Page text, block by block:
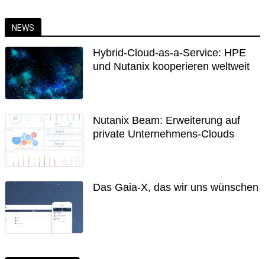
NEWS
Hybrid-Cloud-as-a-Service: HPE
und Nutanix kooperieren weltweit
Nutanix Beam: Erweiterung auf
private Unternehmens-Clouds
Das Gaia-X, das wir uns wünschen